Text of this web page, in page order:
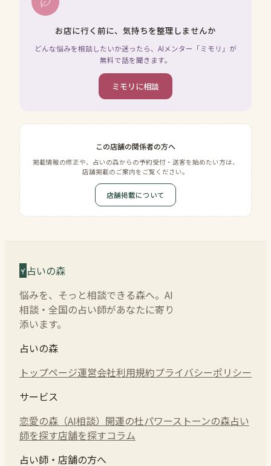
お店に行く前に、気持ちを整理しませんか
どんな悩みを相談したいか迷ったら、AIメンター「ミモリ」が
無料で話を聞きます。
ミモリに相談
この店舗の関係者の方へ
掲載情報の修正や、占いの森からの予約受付・送客を始めたい方は、
店舗掲載のご案内をご覧ください。
店舗掲載について
占いの森
悩みを、そっと相談できる森へ。AI
相談・全国の占い師があなたに寄り
添います。
占いの森
トップページ運営会社利用規約プライバシーポリシー
サービス
恋愛の森（AI相談） 開運の杜パワーストーンの森占い
師を探す店舗を探すコラム
占い師・店舗の方へ